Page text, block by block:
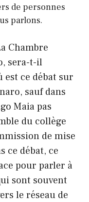
de personnes
parlons.
Chambre
sera-t-il
est ce débat sur
sauf dans
Maia pas
du collège
de mise
ce débat, ce
pour parler à
sont souvent
le réseau de